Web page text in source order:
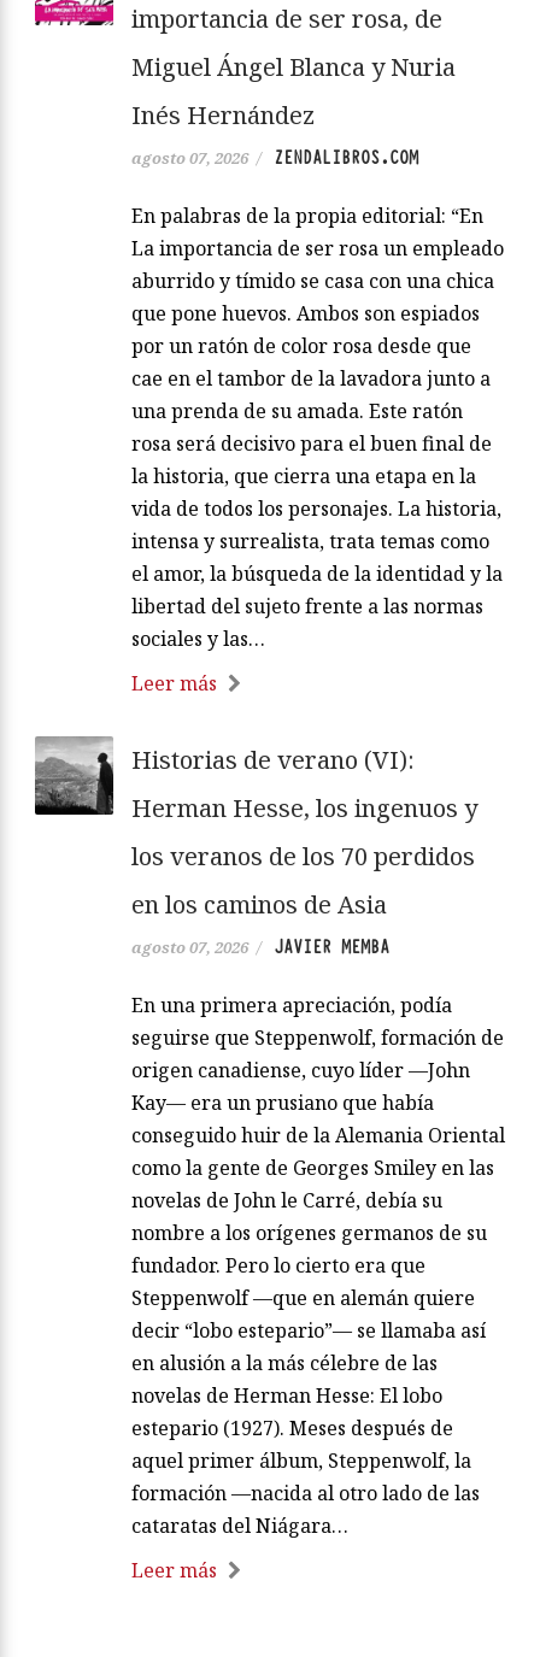
importancia de ser rosa, de
Miguel Ángel Blanca y Nuria
Inés Hernández
agosto 07, 2026 / ZENDALIBROS.COM
En palabras de la propia editorial: “En
La importancia de ser rosa un empleado
aburrido y tímido se casa con una chica
que pone huevos. Ambos son espiados
por un ratón de color rosa desde que
cae en el tambor de la lavadora junto a
una prenda de su amada. Este ratón
rosa será decisivo para el buen final de
la historia, que cierra una etapa en la
vida de todos los personajes. La historia,
intensa y surrealista, trata temas como
el amor, la búsqueda de la identidad y la
libertad del sujeto frente a las normas
sociales y las…
Leer más
Historias de verano (VI):
Herman Hesse, los ingenuos y
los veranos de los 70 perdidos
en los caminos de Asia
agosto 07, 2026 / JAVIER MEMBA
En una primera apreciación, podía
seguirse que Steppenwolf, formación de
origen canadiense, cuyo líder —John
Kay— era un prusiano que había
conseguido huir de la Alemania Oriental
como la gente de Georges Smiley en las
novelas de John le Carré, debía su
nombre a los orígenes germanos de su
fundador. Pero lo cierto era que
Steppenwolf —que en alemán quiere
decir “lobo estepario”— se llamaba así
en alusión a la más célebre de las
novelas de Herman Hesse: El lobo
estepario (1927). Meses después de
aquel primer álbum, Steppenwolf, la
formación —nacida al otro lado de las
cataratas del Niágara…
Leer más